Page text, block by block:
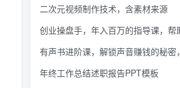
二次元视频制作技术，含素材来源
年终工作总结述职报告PPT模板